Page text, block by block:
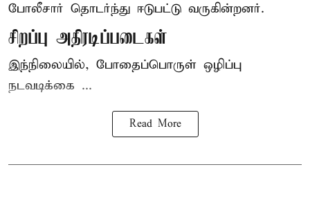
போலீசார் தொடர்ந்து ஈடுபட்டு வருகின்றனர்.
சிறப்பு அதிரடிப்படைகள்
இந்நிலையில், போதைப்பொருள் ஒழிப்பு
நடவடிக்கை ...
Read More